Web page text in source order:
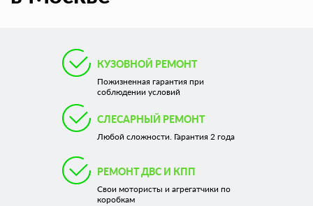
КУЗОВНОЙ РЕМОНТ
Пожизненная гарантия при
соблюдении условий
СЛЕСАРНЫЙ РЕМОНТ
Любой сложности. Гарантия 2 года
РЕМОНТ ДВС И КПП
Свои мотористы и агрегатчики по
коробкам